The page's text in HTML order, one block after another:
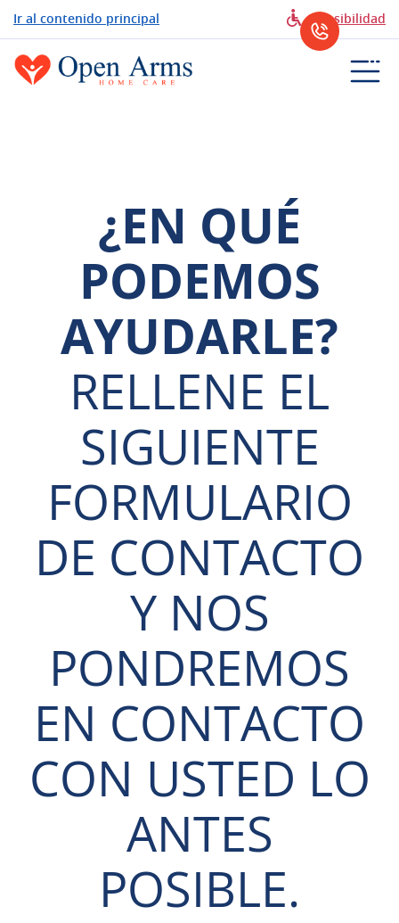
Ir al contenido principal Accesibilidad
¿EN QUÉ
PODEMOS
AYUDARLE?
RELLENE EL
SIGUIENTE
FORMULARIO
DE CONTACTO
Y NOS
PONDREMOS
EN CONTACTO
CON USTED LO
ANTES
POSIBLE.